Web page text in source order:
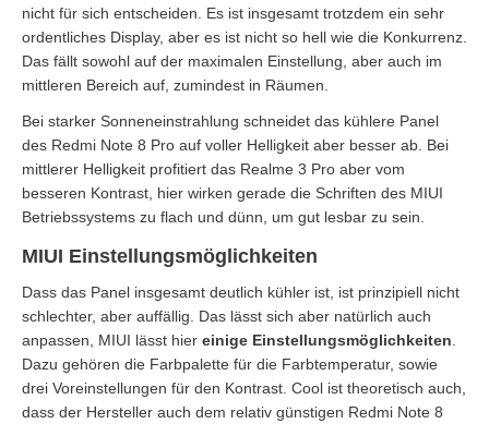
nicht für sich entscheiden. Es ist insgesamt trotzdem ein sehr
ordentliches Display, aber es ist nicht so hell wie die Konkurrenz.
Das fällt sowohl auf der maximalen Einstellung, aber auch im
mittleren Bereich auf, zumindest in Räumen.
Bei starker Sonneneinstrahlung schneidet das kühlere Panel
des Redmi Note 8 Pro auf voller Helligkeit aber besser ab. Bei
mittlerer Helligkeit profitiert das Realme 3 Pro aber vom
besseren Kontrast, hier wirken gerade die Schriften des MIUI
Betriebssystems zu flach und dünn, um gut lesbar zu sein.
MIUI Einstellungsmöglichkeiten
Dass das Panel insgesamt deutlich kühler ist, ist prinzipiell nicht
schlechter, aber auffällig. Das lässt sich aber natürlich auch
anpassen, MIUI lässt hier einige Einstellungsmöglichkeiten
Dazu gehören die Farbpalette für die Farbtemperatur, sowie
drei Voreinstellungen für den Kontrast. Cool ist theoretisch auch,
dass der Hersteller auch dem relativ günstigen Redmi Note 8